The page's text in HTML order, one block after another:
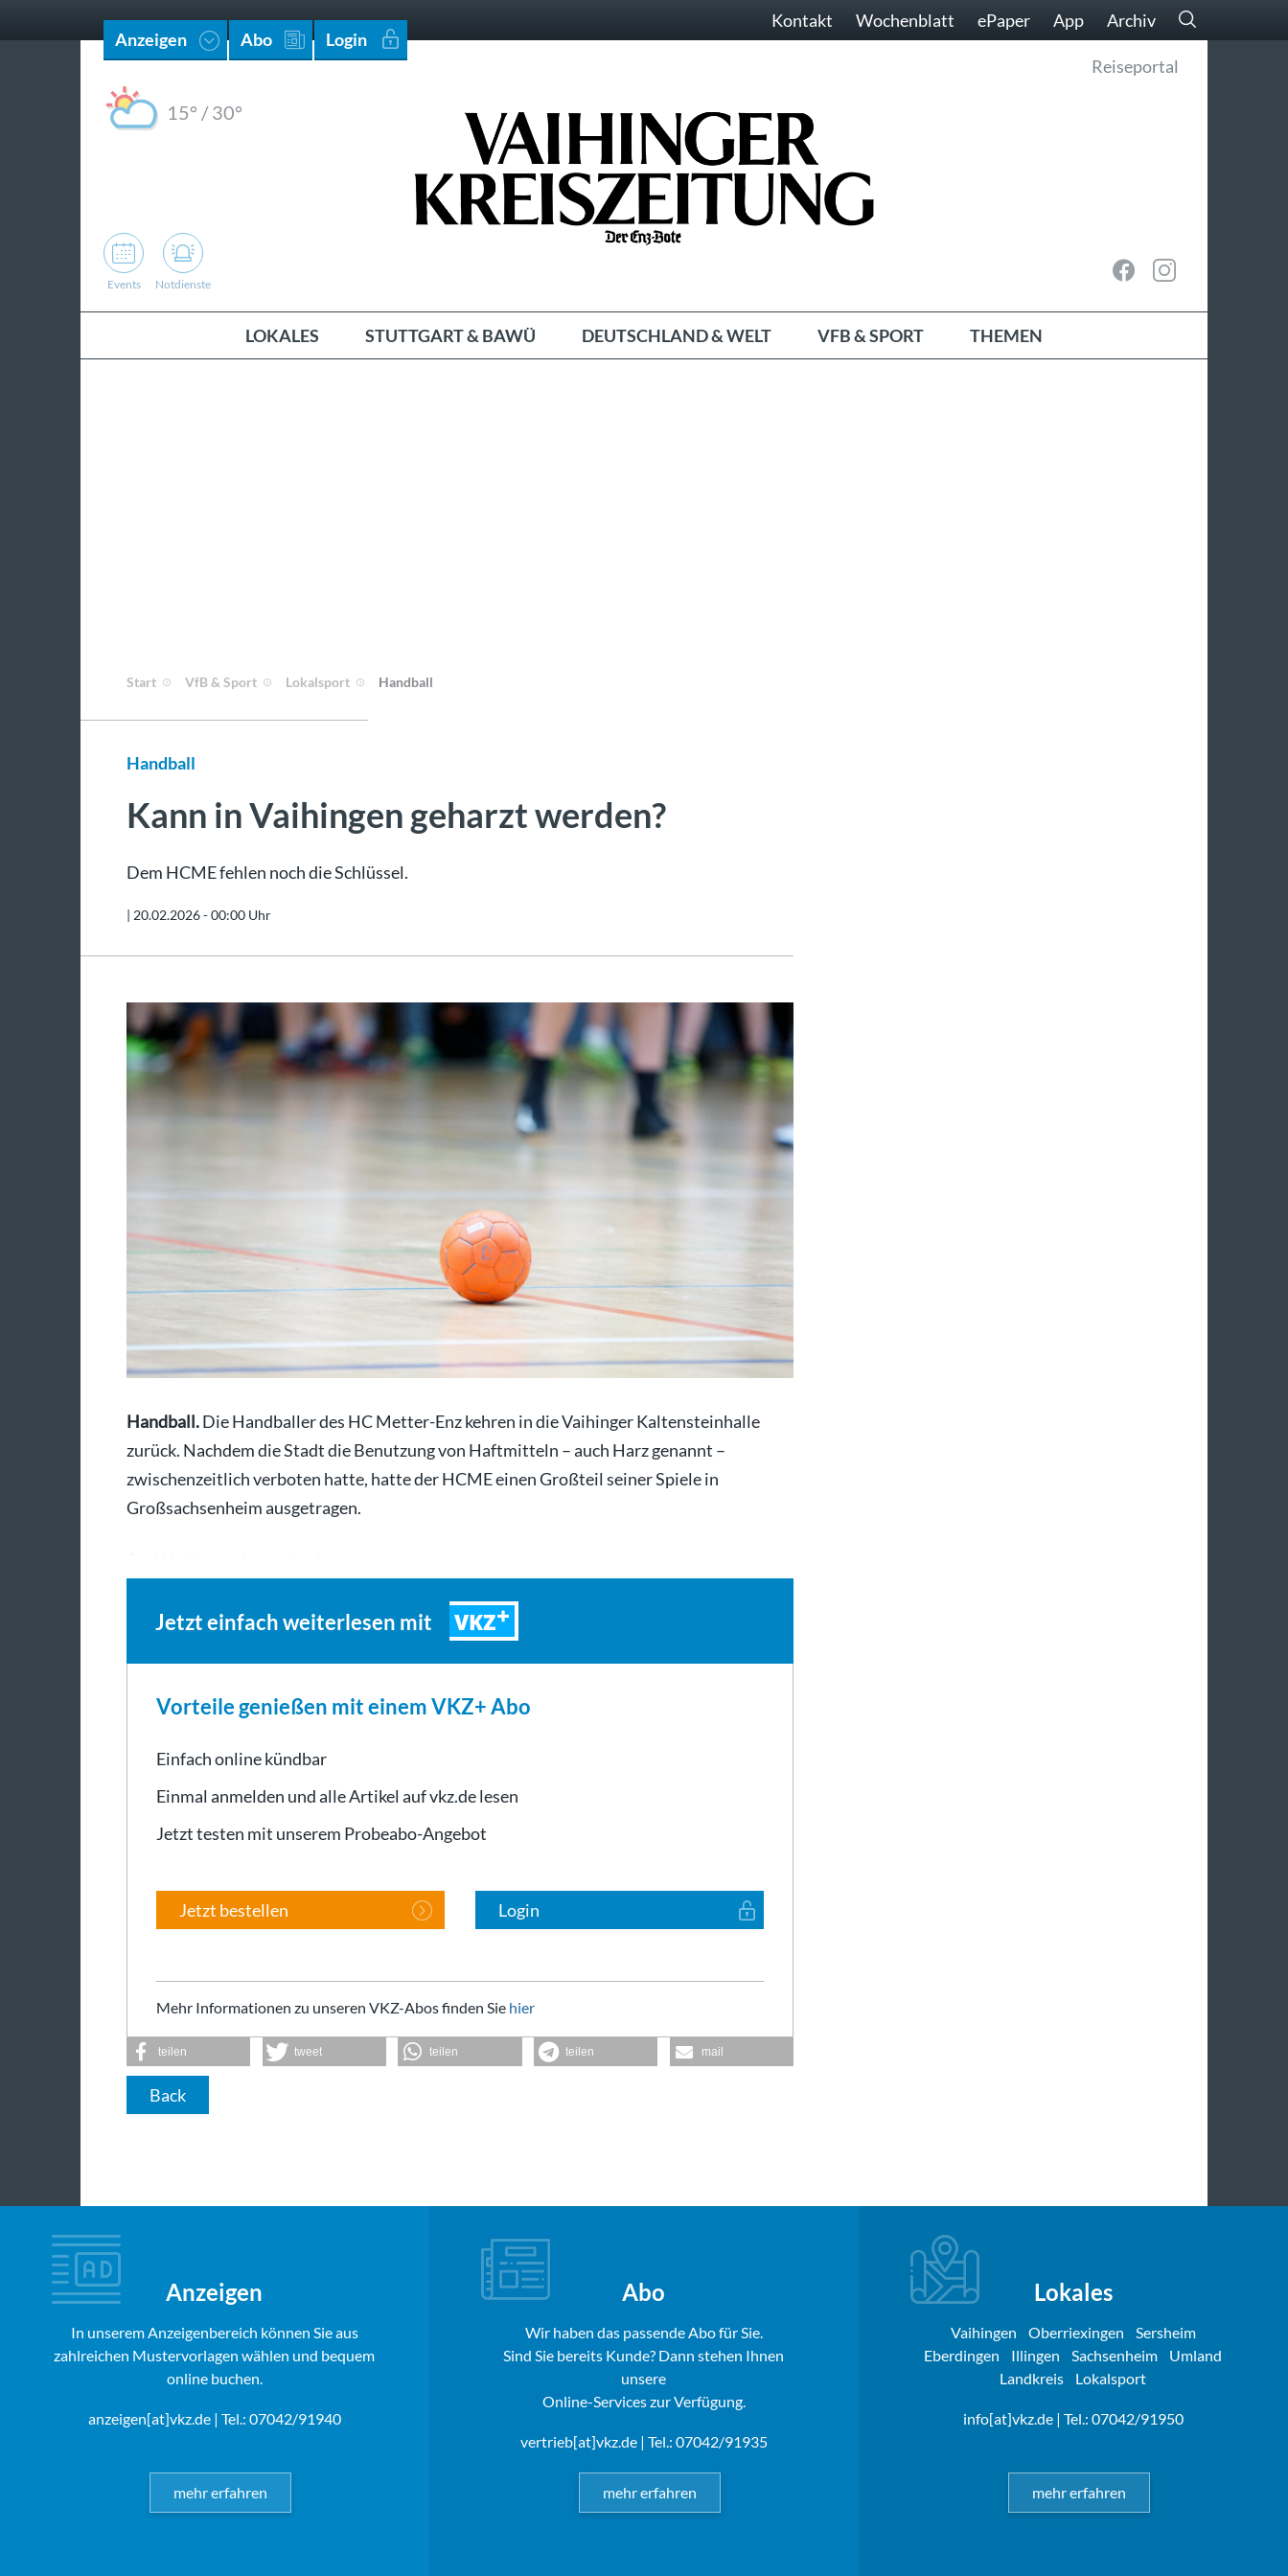
Anzeigen Abo Login
Kontakt Wochenblatt ePaper App Archiv
15° /30°
Reiseportal
Events Notdienste
LOKALES STUTTGART & BAWÜ DEUTSCHLAND & WELT VFB & SPORT THEMEN
Start VfB & Sport Lokalsport Handball
Handball
Kann in Vaihingen geharzt werden?
Dem HCME fehlen noch die Schlüssel.
| 20.02.2026 - 00:00 Uhr
Handball.Die Handballer des HC Metter-Enz kehren in die Vaihinger Kaltensteinhalle
zurück. Nachdem die Stadt die Benutzung von Haftmitteln – auch Harz genannt –
zwischenzeitlich verboten hatte, hatte der HCME einen Großteil seiner Spiele in
Großsachsenheim ausgetragen.
Jetzt einfach weiterlesen mit VKZ
Vorteile genießen mit einem VKZ+ Abo
Einfach online kündbar
Einmal anmelden und alle Artikel auf vkz.de lesen
Jetzt testen mit unserem Probeabo-Angebot
Jetzt bestellen Login
Mehr Informationen zu unseren VKZ-Abos finden Sie hier
teilen tweet teilen teilen mail
Back
Anzeigen
In unserem Anzeigenbereich können Sie aus
zahlreichen Mustervorlagen wählen und bequem
online buchen.
anzeigen[at]vkz.de| Tel.: 07042/91940
mehr erfahren
Abo
Wir haben das passende Abo für Sie.
Sind Sie bereits Kunde? Dann stehen Ihnen
unsere
Online-Services zur Verfügung.
vertrieb[at]vkz.de| Tel.: 07042/91935
mehr erfahren
Lokales
Vaihingen Oberriexingen
Sersheim
Eberdingen
Illingen Sachsenheim
Umland
Landkreis
Lokalsport
info[at]vkz.de| Tel.: 07042/91950
mehr erfahren